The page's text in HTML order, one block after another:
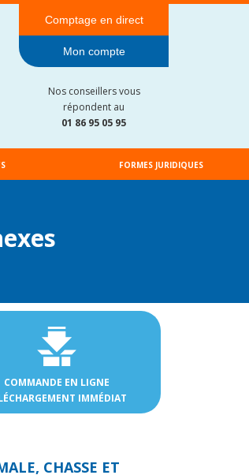
Comptage en direct
Mon compte
Nos conseillers vous
répondent au
01 86 95 05 95
FORMES JURIDIQUES
COMMANDE EN LIGNE
IMMÉDIAT
CHASSE ET